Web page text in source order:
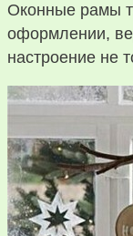
Оконные рамы
оформлении,
настроение не